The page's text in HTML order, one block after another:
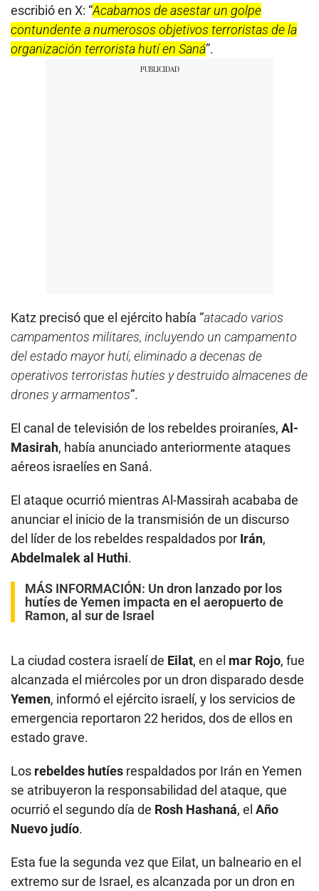
escribió en X: “Acabamos de asestar un golpe
contundente a numerosos objetivos terroristas de la
organización terrorista hutí en Saná”.
Katz precisó que el ejército había “atacado varios
campamentos militares, incluyendo un campamento
del estado mayor hutí, eliminado a decenas de
operativos terroristas hutíes y destruido almacenes de
drones y armamentos”.
El canal de televisión de los rebeldes proiraníes, Al-
Masirah, había anunciado anteriormente ataques
aéreos israelíes en Saná.
El ataque ocurrió mientras Al-Massirah acababa de
anunciar el inicio de la transmisión de un discurso
del líder de los rebeldes respaldados por Irán,
Abdelmalek al Huthi.
MÁS INFORMACIÓN: Un dron lanzado por los
hutíes de Yemen impacta en el aeropuerto de
Ramon, al sur de Israel
La ciudad costera israelí de Eilat, en el mar Rojo, fue
alcanzada el miércoles por un dron disparado desde
Yemen, informó el ejército israelí, y los servicios de
emergencia reportaron 22 heridos, dos de ellos en
estado grave.
Los rebeldes hutíes respaldados por Irán en Yemen
se atribuyeron la responsabilidad del ataque, que
ocurrió el segundo día de Rosh Hashaná, el Año
Nuevo judío.
Esta fue la segunda vez que Eilat, un balneario en el
extremo sur de Israel, es alcanzada por un dron en